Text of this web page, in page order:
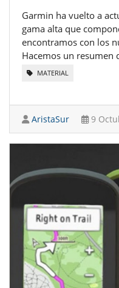
Garmin ha vuelto a
gama alta que
encontramos con los
Hacemos un resumen
MATERIAL
AristaSur 9